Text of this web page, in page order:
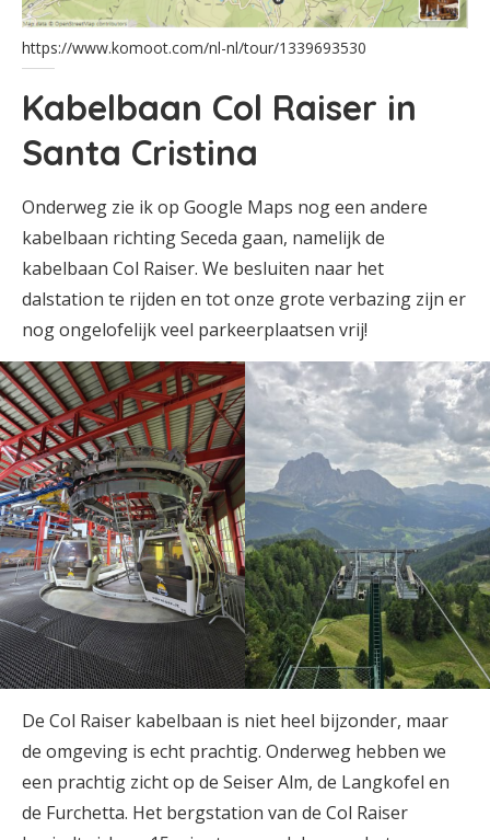
https://www.komoot.com/nl-nl/tour/1339693530
Kabelbaan Col Raiser in
Santa Cristina
Onderweg zie ik op Google Maps nog een andere
kabelbaan richting Seceda gaan, namelijk de
kabelbaan Col Raiser. We besluiten naar het
dalstation te rijden en tot onze grote verbazing zijn er
nog ongelofelijk veel parkeerplaatsen vrij!
De Col Raiser kabelbaan is niet heel bijzonder, maar
de omgeving is echt prachtig. Onderweg hebben we
een prachtig zicht op de Seiser Alm, de Langkofel en
de Furchetta. Het bergstation van de Col Raiser